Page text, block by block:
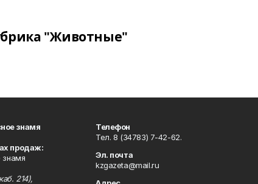
"Животные"
знамя
продаж:
знамя
214),
Телефон
Тел. 8 (34783) 7-42-62.
Эл. почта
kzgazeta@mail.ru